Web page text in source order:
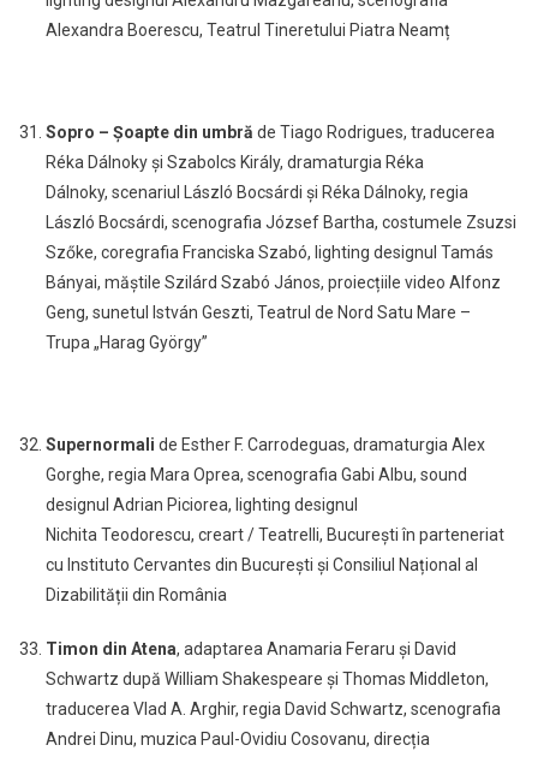
Alexandra Boerescu, Teatrul Tineretului Piatra Neamț
Sopro – Șoapte din umbră de Tiago Rodrigues, traducerea
Réka Dálnoky și Szabolcs Király, dramaturgia Réka
Dálnoky, scenariul László Bocsárdi și Réka Dálnoky, regia
László Bocsárdi, scenografiaJózsef Bartha, costumele Zsuzsi
Szőke, coregrafia Franciska Szabó, lighting designul Tamás
Bányai, măștile Szilárd Szabó János, proiecțiile video Alfonz
Geng, sunetul István Geszti, Teatrul de Nord Satu Mare –
Trupa „Harag György”
Supernormali de Esther F. Carrodeguas, dramaturgia Alex
Gorghe, regia Mara Oprea, scenografia Gabi Albu, sound
designul Adrian Piciorea, lighting designul
Nichita Teodorescu, creart / Teatrelli, București în parteneriat
cu Instituto Cervantes din București și Consiliul Național al
Dizabilității din România
Timon din Atena, adaptarea Anamaria Feraru și David
Schwartz după William Shakespeare și Thomas Middleton,
traducerea Vlad A. Arghir, regia David Schwartz, scenografia
Andrei Dinu, muzica Paul-Ovidiu Cosovanu, direcția